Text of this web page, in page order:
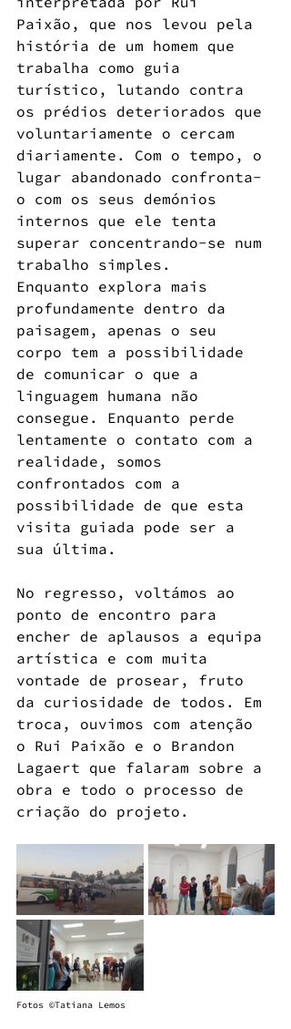
Paixão, que nos levou pela
história de um homem que
trabalha como guia
turístico, lutando contra
os prédios deteriorados que
voluntariamente o cercam
diariamente. Com o tempo, o
lugar abandonado confronta-
o com os seus demónios
internos que ele tenta
superar concentrando-se num
trabalho simples.
Enquanto explora mais
profundamente dentro da
paisagem, apenas o seu
corpo tem a possibilidade
de comunicar o que a
linguagem humana não
consegue. Enquanto perde
lentamente o contato com a
realidade, somos
confrontados com a
possibilidade de que esta
visita guiada pode ser a
sua última.
No regresso, voltámos ao
ponto de encontro para
encher de aplausos a equipa
artística e com muita
vontade de prosear, fruto
da curiosidade de todos. Em
troca, ouvimos com atenção
o Rui Paixão e o Brandon
Lagaert que falaram sobre a
obra e todo o processo de
criação do projeto.
Fotos ©Tatiana Lemos